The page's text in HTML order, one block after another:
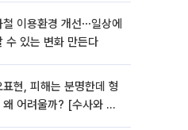
철 이용환경 개선⋯일상에
수 있는 변화 만든다
현, 피해는 분명한데 형
왜 어려울까? [수사와 재